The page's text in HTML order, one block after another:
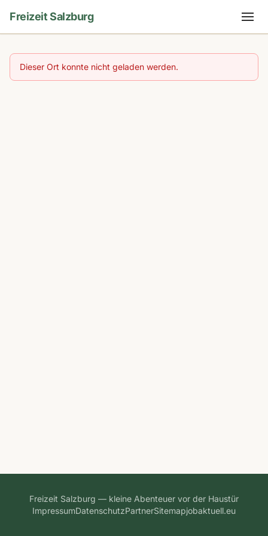
Freizeit Salzburg
Dieser Ort konnte nicht geladen werden.
Freizeit Salzburg — kleine Abenteuer vor der Haustür
ImpressumDatenschutzPartnerSitemapjobaktuell.eu